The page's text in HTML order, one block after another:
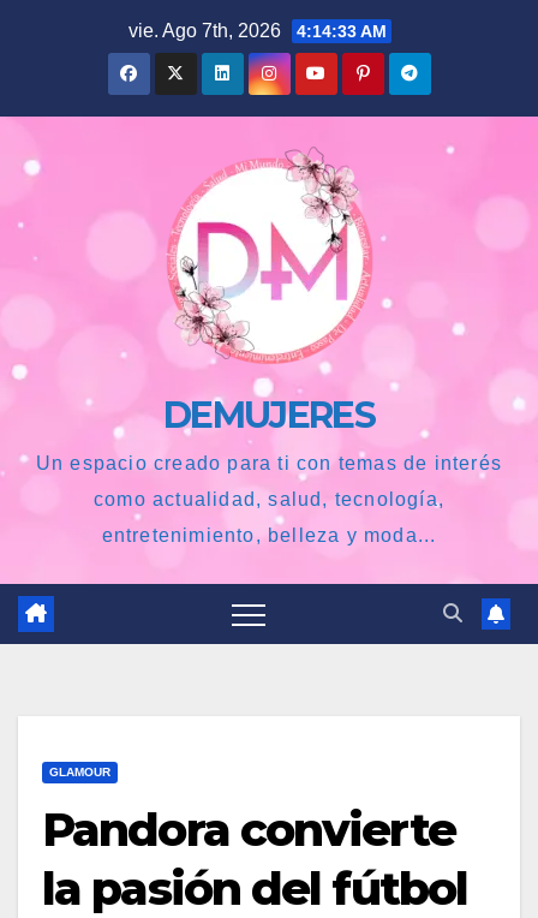
vie. Ago 7th, 2026 4:14:34 AM
DEMUJERES
Un espacio creado para ti con temas de interés
como actualidad, salud, tecnología,
entretenimiento, belleza y moda...
GLAMOUR
Pandora convierte
la pasión del fútbol